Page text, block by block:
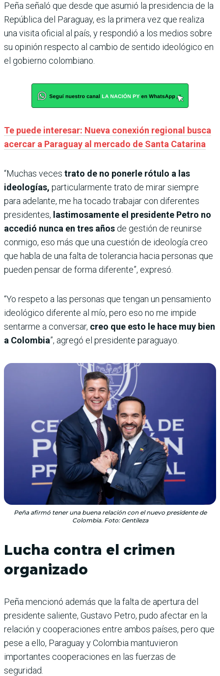
Peña señaló que desde que asumió la presidencia de la
República del Paraguay, es la primera vez que realiza
una visita oficial al país, y respondió a los medios sobre
su opinión respecto al cambio de sentido ideológico en
el gobierno colombiano.
Te puede interesar: Nueva conexión regional busca
acercar a Paraguay al mercado de Santa Catarina
“Muchas veces trato de no ponerle rótulo a las
ideologías, particularmente trato de mirar siempre
para adelante, me ha tocado trabajar con diferentes
presidentes, lastimosamente el presidente Petro no
accedió nunca en tres años de gestión de reunirse
conmigo, eso más que una cuestión de ideología creo
que habla de una falta de tolerancia hacia personas que
pueden pensar de forma diferente”, expresó.
“Yo respeto a las personas que tengan un pensamiento
ideológico diferente al mío, pero eso no me impide
sentarme a conversar, creo que esto le hace muy bien
a Colombia”, agregó el presidente paraguayo.
Peña afirmó tener una buena relación con el nuevo presidente de
Colombia. Foto: Gentileza
Lucha contra el crimen
organizado
Peña mencionó además que la falta de apertura del
presidente saliente, Gustavo Petro, pudo afectar en la
relación y cooperaciones entre ambos países, pero que
pese a ello, Paraguay y Colombia mantuvieron
importantes cooperaciones en las fuerzas de
seguridad.